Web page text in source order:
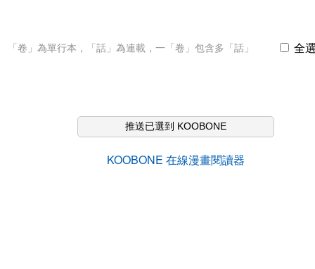
「卷」為單行本，「話」為連載，一「卷」包含多「話」 全
推送已選到 KOOBONE
KOOBONE 在線漫畫閱讀器